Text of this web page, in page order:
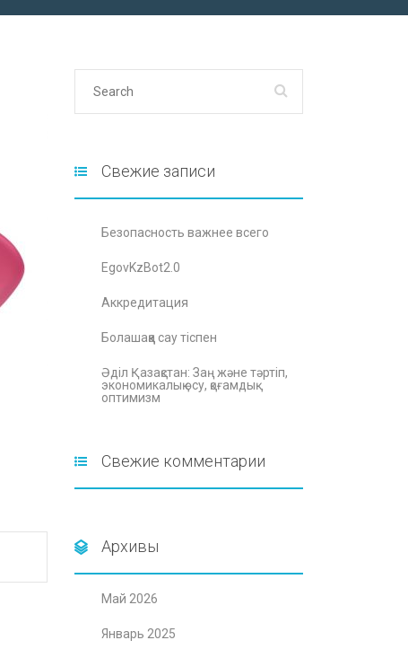
Свежие записи
Безопасность важнее всего
EgovKzBot2.0
Аккредитация
Болашаққа сау тіспен
Әділ Қазақстан: Заң және тәртіп,
экономикалық өсу, қоғамдық
оптимизм
Свежие комментарии
Архивы
Май 2026
Январь 2025